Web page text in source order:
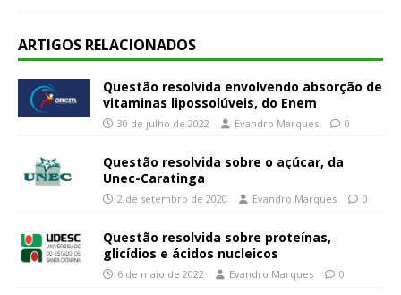
ARTIGOS RELACIONADOS
Questão resolvida envolvendo absorção de
vitaminas lipossolúveis, do Enem
30 de julho de 2022 Evandro Marques 0
Questão resolvida sobre o açúcar, da
Unec-Caratinga
2 de setembro de 2020 Evandro Marques 0
Questão resolvida sobre proteínas,
glicídios e ácidos nucleicos
6 de maio de 2022 Evandro Marques 0